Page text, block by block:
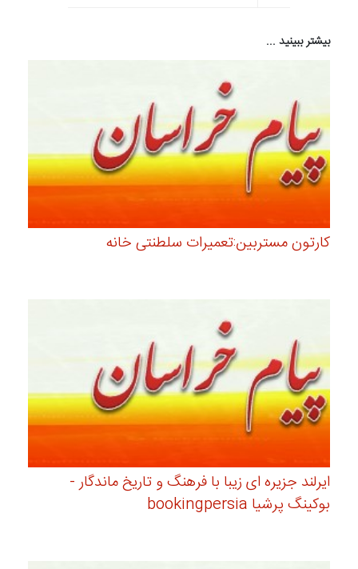
بیشتر ببینید ...
کارتون مستربین:تعمیرات سلطنتی خانه
ایرلند جزیره ای زیبا با فرهنگ و تاریخ ماندگار -
بوکینگ پرشیا bookingpersia